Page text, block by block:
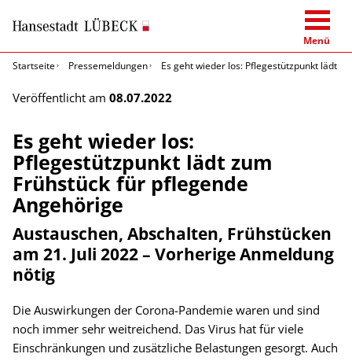
Menü
Startseite
Pressemeldungen Es geht wieder los: Pflegestützpunkt lädt
Veröffentlicht am 08.07.2022
Es geht wieder los:
Pflegestützpunkt lädt zum
Frühstück für pflegende
Angehörige
Austauschen, Abschalten, Frühstücken
am 21. Juli 2022 – Vorherige Anmeldung
nötig
Die Auswirkungen der Corona-Pandemie waren und sind
noch immer sehr weitreichend. Das Virus hat für viele
Einschränkungen und zusätzliche Belastungen gesorgt. Auch